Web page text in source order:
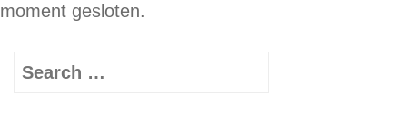
moment gesloten.